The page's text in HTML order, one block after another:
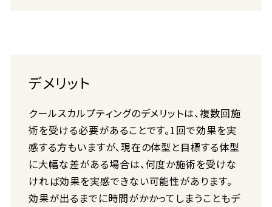
デメリット
クールスカルプティングのデメリットは、複数回施
術を受ける必要があることです。1回で効果を実
感する方もいますが、現在の体型と目標する体型
に大幅な差がある場合は、何度か施術を受けな
ければ効果を実感できない可能性があります。
効果が出るまでに時間がかかってしまうこともデ